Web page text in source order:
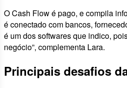
O Cash Flow é pago, e compila
é conectado com bancos,
é um dos softwares que indico,
negócio”, complementa Lara.
Principais desafios